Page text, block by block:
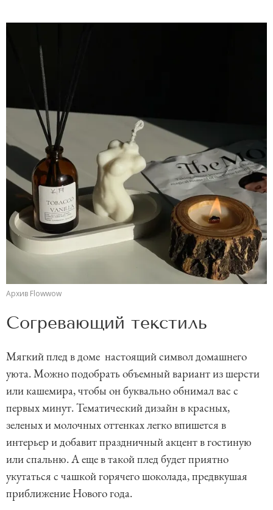
Архив Flowwow
Согревающий текстиль
Мягкий плед в доме настоящий символ домашнего
уюта. Можно подобрать объемный вариант из шерсти
или кашемира, чтобы он буквально обнимал вас с
первых минут. Тематический дизайн в красных,
зеленых и молочных оттенках легко впишется в
интерьер и добавит праздничный акцент в гостиную
или спальню. А еще в такой плед будет приятно
укутаться с чашкой горячего шоколада, предвкушая
приближение Нового года.